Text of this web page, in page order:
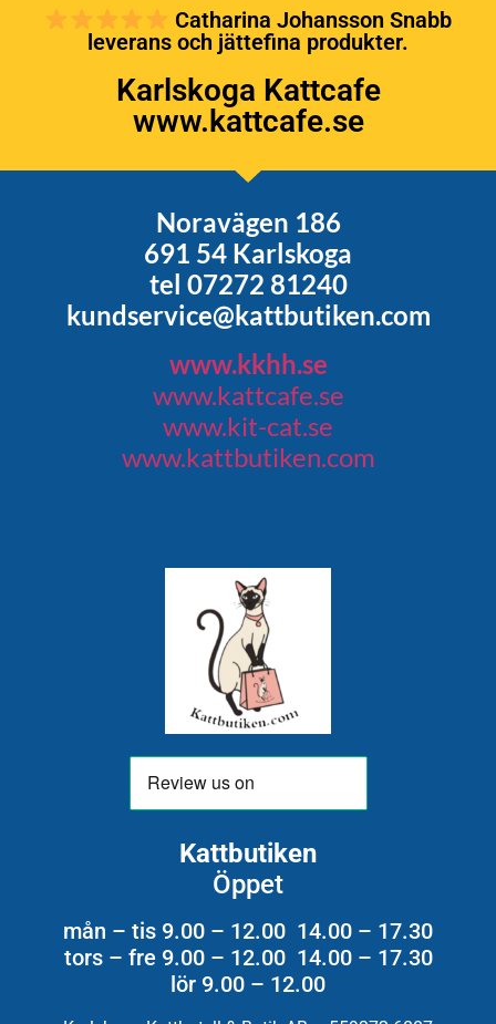
Catharina Johansson Snabb
leverans och jättefina produkter.
Karlskoga Kattcafe
www.kattcafe.se
Noravägen 186
691 54 Karlskoga
tel 07272 81240
kundservice@kattbutiken.com
www.kkhh.se
www.kattcafe.se
www.kit-cat.se
www.kattbutiken.com
Kattbutiken
Öppet
mån – tis 9.00 – 12.00 14.00 – 17.30
tors – fre 9.00 – 12.00 14.00 – 17.30
lör 9.00 – 12.00